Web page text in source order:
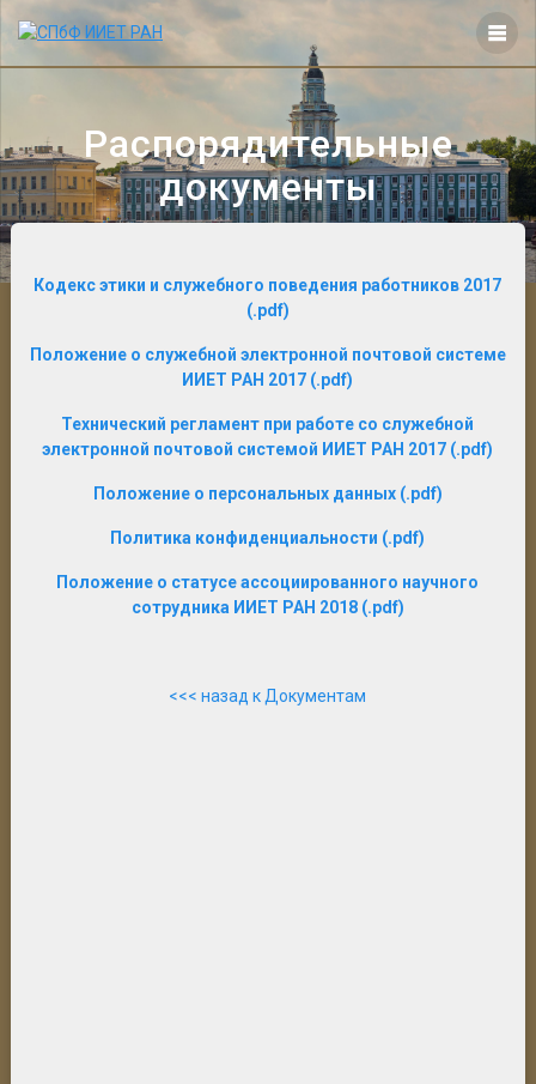
контенту
Распорядительные
документы
Кодекс этики и служебного поведения работников 2017
(.pdf)
Положение о служебной электронной почтовой системе
ИИЕТ РАН 2017 (.pdf)
Технический регламент при работе со служебной
электронной почтовой системой ИИЕТ РАН 2017 (.pdf)
Положение о персональных данных (.pdf)
Политика конфиденциальности (.pdf)
Положение о статусе ассоциированного научного
сотрудника ИИЕТ РАН 2018 (.pdf)
<<< назад к Документам